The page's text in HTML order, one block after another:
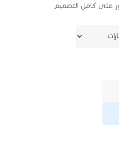
على كامل التصميم